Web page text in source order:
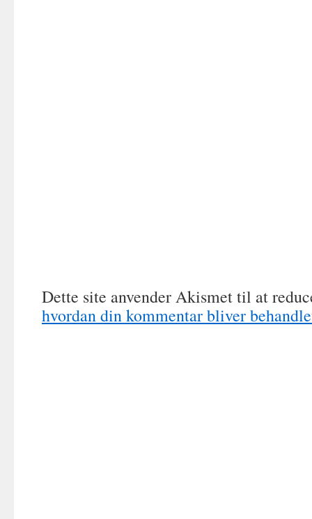
Dette site anvender Akismet til at
hvordan din kommentar bliver